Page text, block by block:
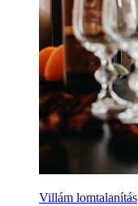
Villám lomtalanítás